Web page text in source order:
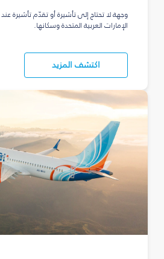
وجهة لا تحتاج إلى تأشيرة أو تقدّم تأشيرة
الإمارات العربية المتحدة وسكانها.
اكتشف المزيد